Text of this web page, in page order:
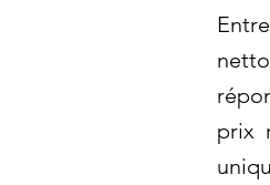
prix